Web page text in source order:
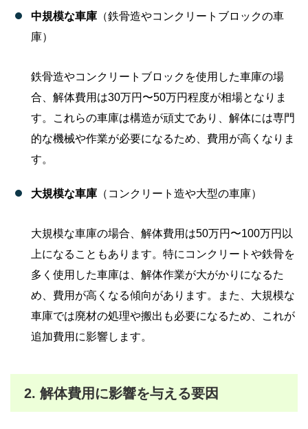
中規模な車庫 （鉄骨造やコンクリートブロックの車
庫）
鉄骨造やコンクリートブロックを使用した車庫の場
合、解体費用は30万円〜50万円程度が相場となりま
す。これらの車庫は構造が頑丈であり、解体には専門
的な機械や作業が必要になるため、費用が高くなりま
す。
大規模な車庫 （コンクリート造や大型の車庫）
大規模な車庫の場合、解体費用は50万円〜100万円以
上になることもあります。特にコンクリートや鉄骨を
多く使用した車庫は、解体作業が大がかりになるた
め、費用が高くなる傾向があります。また、大規模な
車庫では廃材の処理や搬出も必要になるため、これが
追加費用に影響します。
2. 解体費用に影響を与える要因